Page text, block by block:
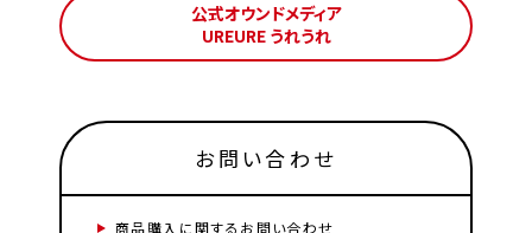
公式オウンドメディア
UREURE うれうれ
お問い合わせ
商品購入に関するお問い合わせ